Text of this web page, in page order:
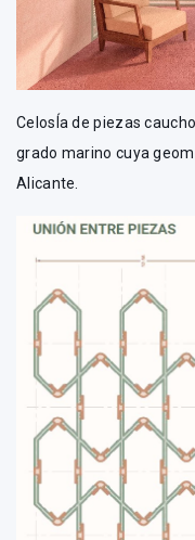
CelosÍa de piezas
grado marino cuya
Alicante.